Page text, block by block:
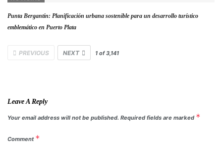
Punta Bergantín: Planificación urbana sostenible para un desarrollo turístico
emblemático en Puerto Plata
PREVIOUS NEXT 1 of3,141
Leave A Reply
Your email address will not be published. Required fields are marked *
Comment *